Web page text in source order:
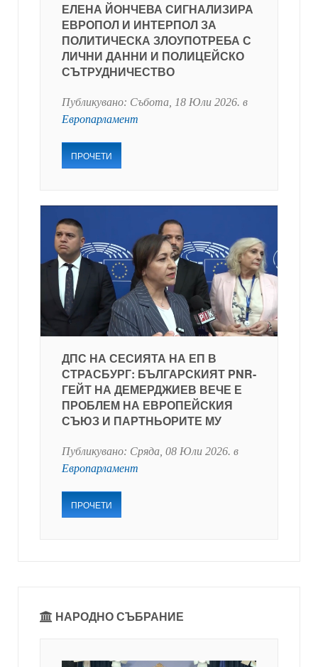
ЕЛЕНА ЙОНЧЕВА СИГНАЛИЗИРА
ЕВРОПОЛ И ИНТЕРПОЛ ЗА
ПОЛИТИЧЕСКА ЗЛОУПОТРЕБА С
ЛИЧНИ ДАННИ И ПОЛИЦЕЙСКО
СЪТРУДНИЧЕСТВО
Публикувано: Събота, 18 Юли 2026. в
Европарламент
ПРОЧЕТИ
ДПС НА СЕСИЯТА НА ЕП В
СТРАСБУРГ: БЪЛГАРСКИЯТ PNR-
ГЕЙТ НА ДЕМЕРДЖИЕВ ВЕЧЕ Е
ПРОБЛЕМ НА ЕВРОПЕЙСКИЯ
СЪЮЗ И ПАРТНЬОРИТЕ МУ
Публикувано: Сряда, 08 Юли 2026. в
Европарламент
ПРОЧЕТИ
НАРОДНО СЪБРАНИЕ